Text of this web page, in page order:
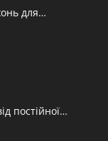
для
постійної